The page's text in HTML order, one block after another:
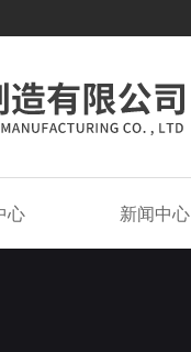
心 新闻中心